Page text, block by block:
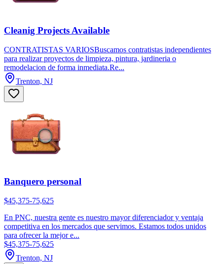
Cleanig Projects Available
CONTRATISTAS VARIOSBuscamos contratistas independientes
para realizar proyectos de limpieza, pintura, jardineria o
remodelacion de forma inmediata.Re...
Trenton, NJ
Banquero personal
$45,375-75,625
En PNC, nuestra gente es nuestro mayor diferenciador y ventaja
competitiva en los mercados que servimos. Estamos todos unidos
para ofrecer la mejor e...
$45,375-75,625
Trenton, NJ